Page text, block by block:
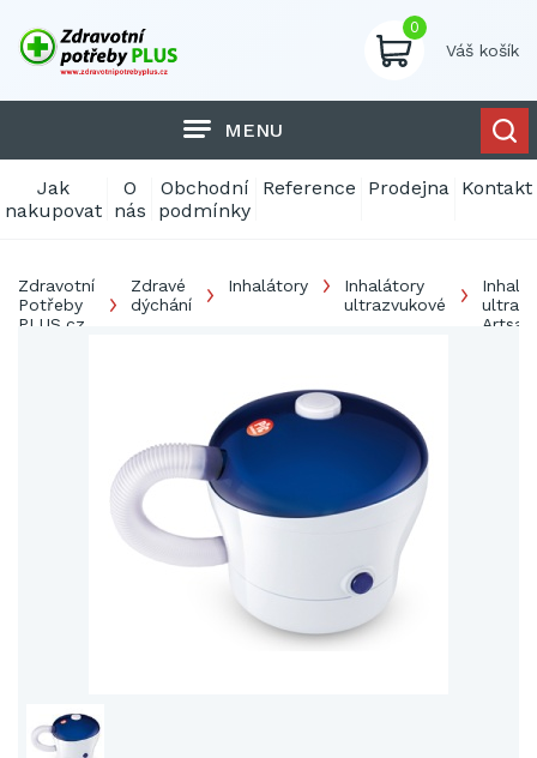
0
Váš košík
MENU
Jak
nakupovat
O
nás
Obchodní
podmínky
Reference Prodejna Kontakt
Zdravotní
Potřeby
PLUS.cz
Zdravé
dýchání
Inhalátory
Inhalátory
ultrazvukové